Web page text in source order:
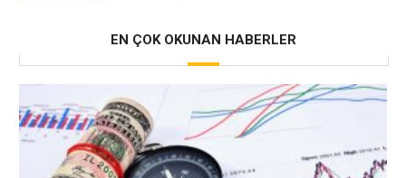
EN ÇOK OKUNAN HABERLER